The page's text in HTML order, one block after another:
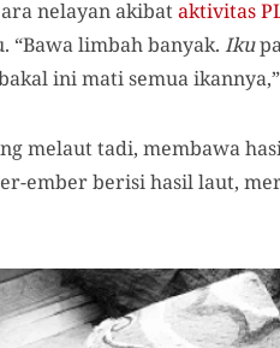
nelayan akibataktivitas
“Bawa limbah banyak. Iku
ini mati semua
melaut tadi, membawa
ember berisi hasil laut,